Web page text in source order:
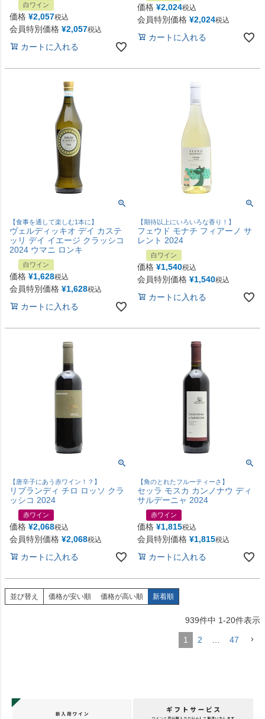
白ワイン
価格 ¥2,057税込
会員特別価格 ¥2,057税込
カートに入れる
価格 ¥2,024税込
会員特別価格 ¥2,024税込
カートに入れる
【食事を通して楽しむ1本に】
ヴェルディッキオ デイ カステ
ッリ デイ イエージ クラッシコ
2024 ウマニ ロンキ
白ワイン
価格 ¥1,628税込
会員特別価格 ¥1,628税込
カートに入れる
【期待以上にいろいろな香り！】
フェウド モナチ フィアーノ サ
レント 2024
白ワイン
価格 ¥1,540税込
会員特別価格 ¥1,540税込
カートに入れる
【唐辛子にあう赤ワイン！？】
リブランディ チロ ロッソ クラ
ッシコ 2024
赤ワイン
価格 ¥2,068税込
会員特別価格 ¥2,068税込
カートに入れる
【角のとれたフルーティーさ】
セッラ モスカ カンノナウ ディ
サルデーニャ 2024
赤ワイン
価格 ¥1,815税込
会員特別価格 ¥1,815税込
カートに入れる
並び替え 価格が安い順 価格が高い順 新着順
939件中 1-20件表示
1 2 47